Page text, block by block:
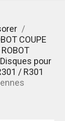
COUPE
Disques pour
/ R301